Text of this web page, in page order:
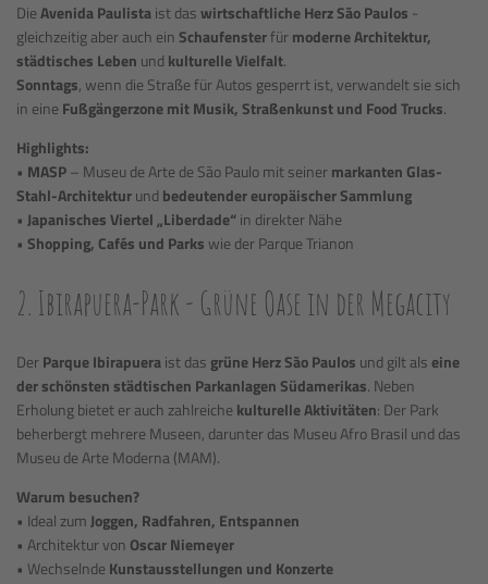
DieAvenida Paulistaist daswirtschaftliche Herz São Paulos -
gleichzeitig aber auch einSchaufensterfürmoderne Architektur,
städtisches Leben und kulturelle Vielfalt.
Sonntags, wenn die Straße für Autos gesperrt ist, verwandelt sie sich
in eine Fußgängerzone mit Musik, Straßenkunst und Food Trucks.
Highlights:
• MASP– Museu de Arte de São Paulo mit seinermarkanten Glas-
Stahl-Architekturund bedeutender europäischer Sammlung
• Japanisches Viertel „Liberdade“in direkter Nähe
• Shopping, Cafés und Parkswie der Parque Trianon
2. Ibirapuera-Park - Grüne Oase in der Megacity
DerParque Ibirapueraist das grüne Herz São Paulos und gilt alseine
der schönsten städtischen Parkanlagen Südamerikas. Neben
Erholung bietet er auch zahlreiche kulturelle Aktivitäten: Der Park
beherbergt mehrere Museen, darunter das Museu Afro Brasil und das
Museu de Arte Moderna (MAM).
Warum besuchen?
• Ideal zumJoggen, Radfahren, Entspannen
• Architektur von Oscar Niemeyer
• Wechselnde Kunstausstellungen und Konzerte